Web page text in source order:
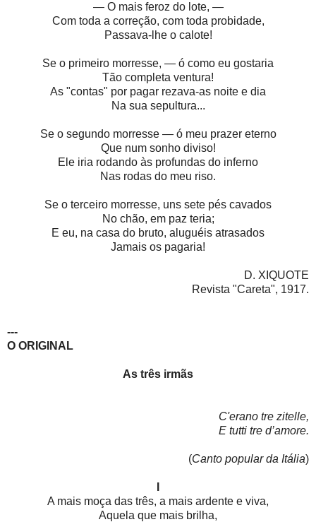
— O mais feroz do lote, —
Com toda a correção, com toda probidade,
Passava-lhe o calote!
Se o primeiro morresse, — ó como eu gostaria
Tão completa ventura!
As "contas" por pagar rezava-as noite e dia
Na sua sepultura...
Se o segundo morresse — ó meu prazer eterno
Que num sonho diviso!
Ele iria rodando às profundas do inferno
Nas rodas do meu riso.
Se o terceiro morresse, uns sete pés cavados
No chão, em paz teria;
E eu, na casa do bruto, aluguéis atrasados
Jamais os pagaria!
D. XIQUOTE
Revista "Careta", 1917.
---
O ORIGINAL
As três irmãs
C'erano tre zitelle,
E tutti tre d’amore.
(Canto popular da Itália)
A mais moça das três, a mais ardente e viva,
Aquela que mais brilha,